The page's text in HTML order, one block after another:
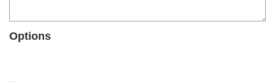
Options